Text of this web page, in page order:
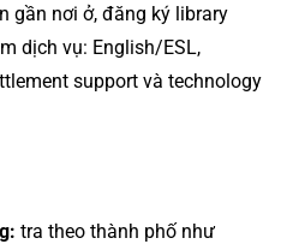
gần nơi ở, đăng ký library
dịch vụ: English/ESL,
support và technology
tra theo thành phố như